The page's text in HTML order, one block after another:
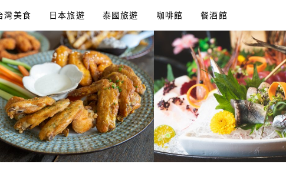
灣美食 日本旅遊 泰國旅遊 咖啡館 餐酒館